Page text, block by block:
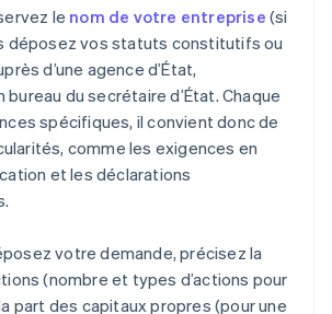
le nom de votre entreprise (si
déposez vos statuts constitutifs ou
d’une agence d’État,
du secrétaire d’État. Chaque
spécifiques, il convient donc de
comme les exigences en
et les déclarations
votre demande, précisez la
(nombre et types d’actions pour
part des capitaux propres (pour une